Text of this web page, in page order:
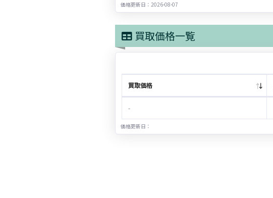
価格更新日：2026-08-07
買取価格一覧
買取価格
-
価格更新日：